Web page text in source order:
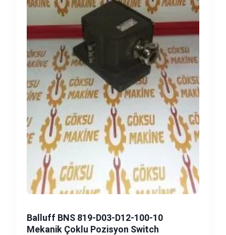
Balluff BNS 819-D03-D12-100-10
Mekanik Çoklu Pozisyon Switch